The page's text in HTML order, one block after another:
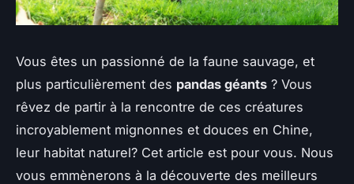
Vous êtes un passionné de la faune sauvage, et
plus particulièrement des pandas géants ? Vous
rêvez de partir à la rencontre de ces créatures
incroyablement mignonnes et douces en Chine,
leur habitat naturel? Cet article est pour vous. Nous
vous emmènerons à la découverte des meilleurs